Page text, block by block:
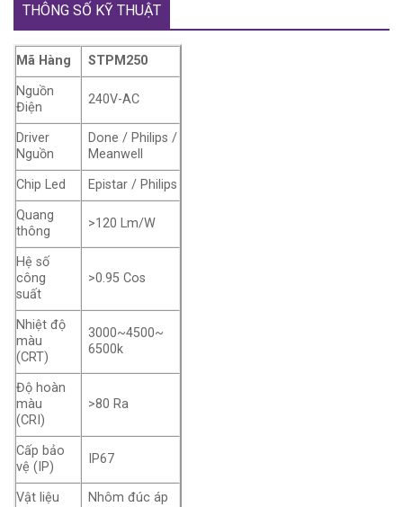
THÔNG SỐ KỸ THUẬT
Mã Hàng
STPM250
Nguồn
Điện
240V-AC
Driver
Nguồn
Done / Philips /
Meanwell
Chip Led
Epistar / Philips
Quang
thông
>120 Lm/W
Hệ số
công
suất
>0.95 Cos
Nhiệt độ
màu
(CRT)
3000~4500~
6500k
Độ hoàn
màu
(CRI)
>80 Ra
Cấp bảo
vệ (IP)
IP67
Vật liệu
Nhôm đúc áp